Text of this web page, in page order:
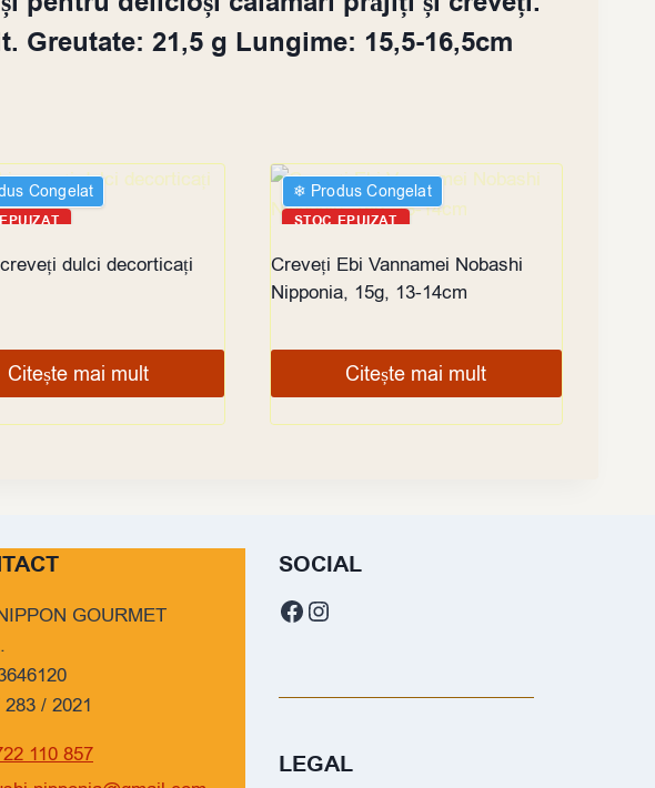
21,5 g Lungime: 15,5-16,5cm
Congelat
dulci decorticați
Citește mai mult
❄︎ Produs Congelat
STOC EPUIZAT
Creveți Ebi Vannamei Nobashi
Nipponia, 15g, 13-14cm
Citește mai mult
GOURMET
/ 2021
110 857
SOCIAL
Facebook
Instagram
LEGAL